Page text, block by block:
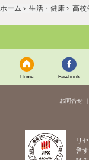
ホーム › 生活・健康 › 高校
Home Facebook
お問合せ
リ
営